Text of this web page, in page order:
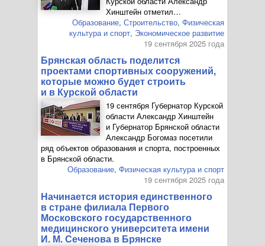
Хинштейн отметил…
Образование, Строительство, Физическая
культура и спорт, Экономическое развитие
19 сентября 2025 года
Брянская область поделится
проектами спортивных сооружений,
которые можно будет строить
и в Курской области
19 сентября Губернатор Курской
области Александр Хинштейн
и Губернатор Брянской области
Александр Богомаз посетили
ряд объектов образования и спорта, построенных
в Брянской области.
Образование, Физическая культура и спорт
19 сентября 2025 года
Начинается история единственного
в стране филиала Первого
Московского государственного
медицинского университета имени
И. М. Сеченова в Брянске